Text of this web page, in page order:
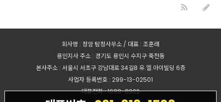
회사명 : 정암 탐정사무소 / 대표 : 조훈래
용인지사 주소 : 경기도 용인시 수지구 죽전동
본사주소 : 서울시 서초구 강남대로 34길8 유.엘.아이빌딩 6층
사업자 등록번호 : 299-13-02501
대표전화 : 1688-8922